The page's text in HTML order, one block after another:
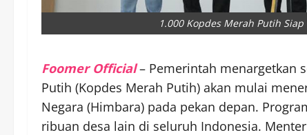
1.000 Kopdes Merah Putih
Foomer Official– Pemerintah menargetkan
Putih (Kopdes Merah Putih) akan mulai
Negara (Himbara) pada pekan depan.
ribuan desa lain di seluruh Indonesia.